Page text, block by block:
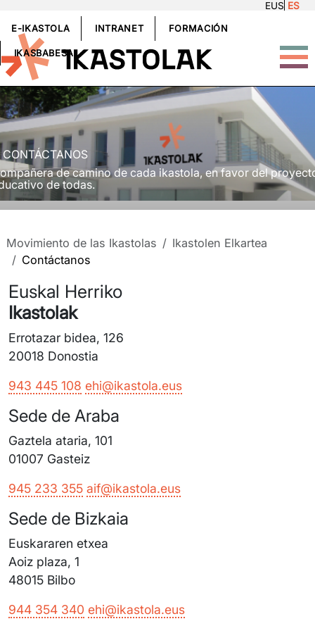
EUS ES
GOIBURUKOMENUA
E-IKASTOLA INTRANET FORMACIÓN
IKASBABESA
CONTÁCTANOS
de camino de cada ikastola, en favor del
de todas.
Movimiento de las Ikastolas
Ikastolen Elkartea
Contáctanos
Euskal Herriko
Ikastolak
Errotazar bidea, 126
20018 Donostia
943 445 108 ehi@ikastola.eus
Sede de Araba
Gaztela ataria, 101
01007 Gasteiz
945 233 355 aif@ikastola.eus
Sede de Bizkaia
Euskararen etxea
Aoiz plaza, 1
48015 Bilbo
944 354 340 ehi@ikastola.eus